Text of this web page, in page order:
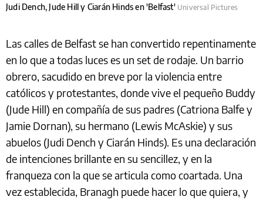
Judi Dench, Jude Hill y Ciarán Hinds en 'Belfast' Universal Pictures
Las calles de Belfast se han convertido repentinamente
en lo que a todas luces es un set de rodaje. Un barrio
obrero, sacudido en breve por la violencia entre
católicos y protestantes, donde vive el pequeño Buddy
(Jude Hill) en compañía de sus padres (Catriona Balfe y
Jamie Dornan), su hermano (Lewis McAskie) y sus
abuelos (Judi Dench y Ciarán Hinds). Es una declaración
de intenciones brillante en su sencillez, y en la
franqueza con la que se articula como coartada. Una
vez establecida, Branagh puede hacer lo que quiera, y